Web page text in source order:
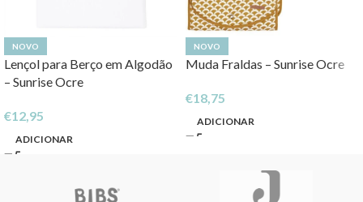
NOVO
Lençol para Berço em Algodão
– Sunrise Ocre
€12,95
ADICIONAR
NOVO
Muda Fraldas – Sunrise Ocre
€18,75
ADICIONAR